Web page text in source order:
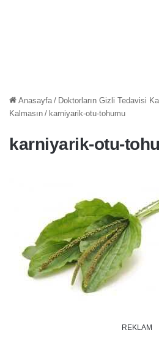
Anasayfa / Doktorların Gizli Tedavisi
Kalmasın / karniyarik-otu-tohumu
karniyarik-otu-
REKLAM